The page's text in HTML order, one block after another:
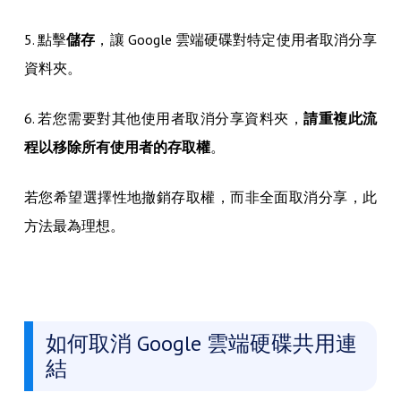
5. 點擊儲存 ，讓 Google 雲端硬碟對特定使用者取消分享
資料夾。
6. 若您需要對其他使用者取消分享資料夾，請重複此流
程以移除所有使用者的存取權。
若您希望選擇性地撤銷存取權，而非全面取消分享，此
方法最為理想。
如何取消 Google 雲端硬碟共用連
結